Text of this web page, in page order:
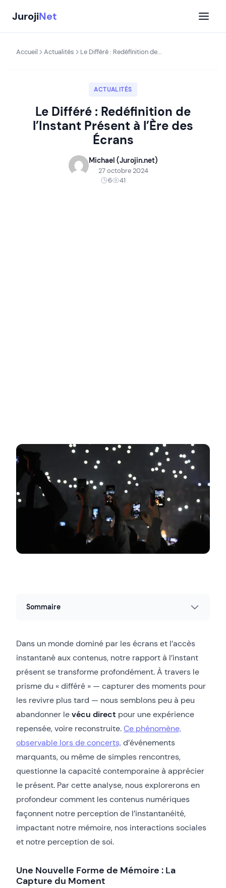
contenu
JurojiNet
Accueil Actualités Le Différé : Redéfinition de...
ACTUALITÉS
Le Différé : Redéfinition de
l’Instant Présent à l’Ère des
Écrans
Michael (Jurojin.net)
27 octobre 2024
6
41
Sommaire
Dans un monde dominé par les écrans et l’accès
instantané aux contenus, notre rapport à l’instant
présent se transforme profondément. À travers le
prisme du « différé » — capturer des moments pour
les revivre plus tard — nous semblons peu à peu
abandonner levécu direct pour une expérience
repensée, voire reconstruite.Ce phénomène,
observable lors de concerts, d’événements
marquants, ou même de simples rencontres,
questionne la capacité contemporaine à apprécier
le présent. Par cette analyse, nous explorerons en
profondeur comment les contenus numériques
façonnent notre perception de l’instantanéité,
impactant notre mémoire, nos interactions sociales
et notre perception de soi.
Une Nouvelle Forme de Mémoire : La
Capture du Moment